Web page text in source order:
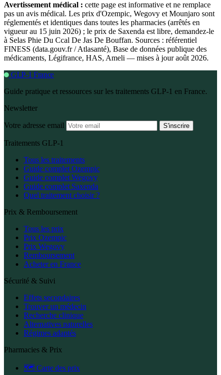
Avertissement médical : cette page est informative et ne remplace
pas un avis médical. Les prix d'Ozempic, Wegovy et Mounjaro sont
réglementés et identiques dans toutes les pharmacies (arrêtés en
vigueur au 15 juin 2026) ; le prix de Saxenda est libre, demandez-le
à Selas Phie Du Ccal De Jas De Bouffan. Sources : référentiel
FINESS (data.gouv.fr / Atlasanté), Base de données publique des
médicaments, Légifrance, HAS, Ameli — mises à jour août 2026.
GLP-1 France
Guide pratique et ressources sur les traitements GLP-1 en France.
Newsletter
Votre adresse email S'inscrire
Traitements GLP-1
Tous les traitements
Guide complet Ozempic
Guide complet Wegovy
Guide complet Saxenda
Quel traitement choisir ?
Prix & Remboursement
Tous les prix
Prix Ozempic
Prix Wegovy
Remboursement
Acheter en France
Sécurité & Suivi
Effets secondaires
Trouver un médecin
Recherche clinique
Alternatives naturelles
Régimes adaptés
Pharmacies & Prix
🗺️ Carte des prix